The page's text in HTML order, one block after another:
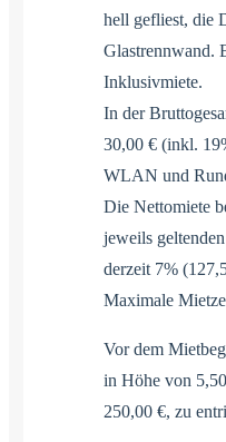
hell gefliest, die
Glastrennwand.
Inklusivmiete.
In der
30,00 € (inkl.
WLAN und
Die Nettomiete
jeweils
derzeit 7%
Maximale
Vor dem
in Höhe von
250,00 €, zu